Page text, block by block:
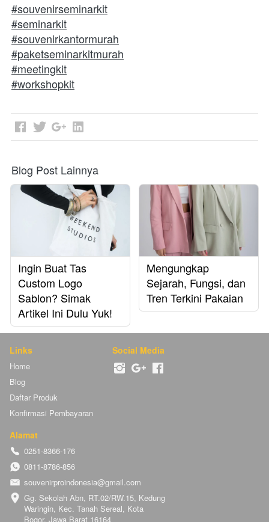
#souvenirseminarkit
#seminarkit
#souvenirkantormurah
#paketseminarkitmurah
#meetingkit
#workshopkit
Blog Post Lainnya
Ingin Buat Tas
Custom Logo
Sablon? Simak
Artikel Ini Dulu Yuk!
Mengungkap
Sejarah, Fungsi, dan
Tren Terkini Pakaian
Links
Home
Blog
Daftar Produk
Konfirmasi Pembayaran
Social Media
Alamat
0251-8366-176
0811-8786-856
souvenirproindonesia@gmail.com
Gg. Sekolah Abn, RT.02/RW.15, Kedung
Waringin, Kec. Tanah Sereal, Kota
Bogor, Jawa Barat 16164